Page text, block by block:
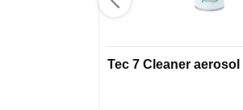
Tec 7 Cleaner aerosol